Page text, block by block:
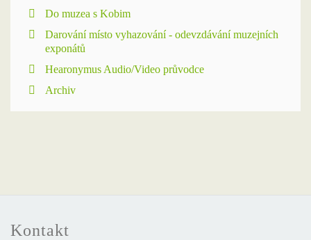
Do muzea s Kobim
Darování místo vyhazování - odevzdávání muzejních
exponátů
Hearonymus Audio/Video průvodce
Archiv
Kontakt